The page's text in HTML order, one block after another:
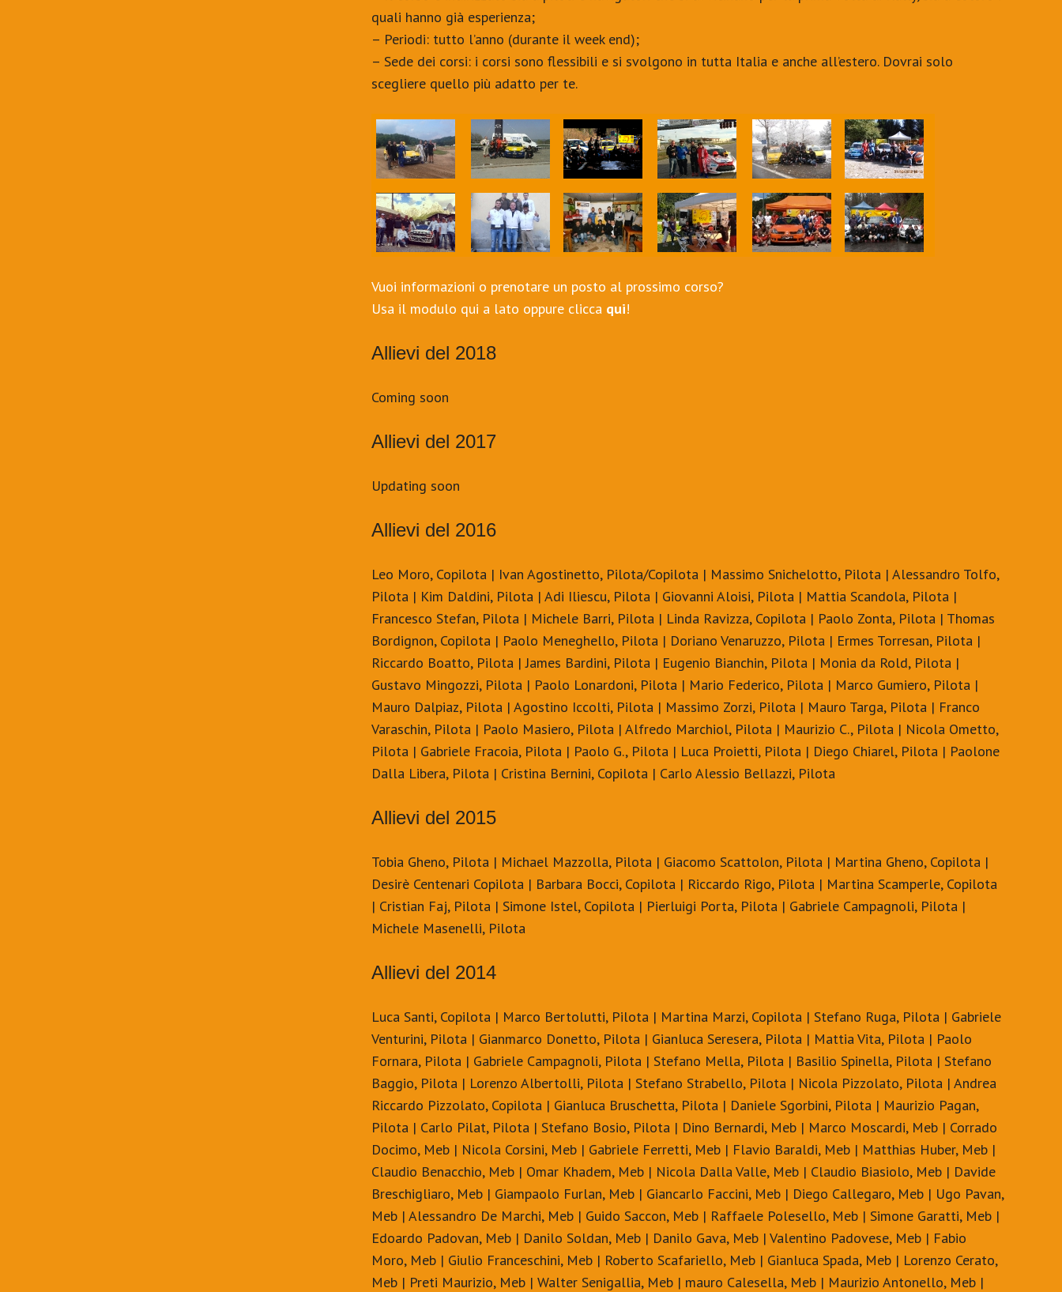
quali hanno già esperienza;
– Periodi: tutto l’anno (durante il week end);
– Sede dei corsi: i corsi sono flessibili e si svolgono in tutta Italia e anche all’estero. Dovrai solo
scegliere quello più adatto per te.
Vuoi informazioni o prenotare un posto al prossimo corso?
Usa il modulo qui a lato oppure clicca qui!
Allievi del 2018
Coming soon
Allievi del 2017
Updating soon
Allievi del 2016
Leo Moro, Copilota | Ivan Agostinetto, Pilota/Copilota | Massimo Snichelotto, Pilota | Alessandro Tolfo,
Pilota | Kim Daldini, Pilota | Adi Iliescu, Pilota | Giovanni Aloisi, Pilota | Mattia Scandola, Pilota |
Francesco Stefan, Pilota | Michele Barri, Pilota | Linda Ravizza, Copilota | Paolo Zonta, Pilota | Thomas
Bordignon, Copilota | Paolo Meneghello, Pilota | Doriano Venaruzzo, Pilota | Ermes Torresan, Pilota |
Riccardo Boatto, Pilota | James Bardini, Pilota | Eugenio Bianchin, Pilota | Monia da Rold, Pilota |
Gustavo Mingozzi, Pilota | Paolo Lonardoni, Pilota | Mario Federico, Pilota | Marco Gumiero, Pilota |
Mauro Dalpiaz, Pilota | Agostino Iccolti, Pilota | Massimo Zorzi, Pilota | Mauro Targa, Pilota | Franco
Varaschin, Pilota | Paolo Masiero, Pilota | Alfredo Marchiol, Pilota | Maurizio C., Pilota | Nicola Ometto,
Pilota | Gabriele Fracoia, Pilota | Paolo G., Pilota | Luca Proietti, Pilota | Diego Chiarel, Pilota | Paolone
Dalla Libera, Pilota | Cristina Bernini, Copilota | Carlo Alessio Bellazzi, Pilota
Allievi del 2015
Tobia Gheno, Pilota | Michael Mazzolla, Pilota | Giacomo Scattolon, Pilota | Martina Gheno, Copilota |
Desirè Centenari Copilota | Barbara Bocci, Copilota | Riccardo Rigo, Pilota | Martina Scamperle, Copilota
| Cristian Faj, Pilota | Simone Istel, Copilota | Pierluigi Porta, Pilota | Gabriele Campagnoli, Pilota |
Michele Masenelli, Pilota
Allievi del 2014
Luca Santi, Copilota | Marco Bertolutti, Pilota | Martina Marzi, Copilota | Stefano Ruga, Pilota | Gabriele
Venturini, Pilota | Gianmarco Donetto, Pilota | Gianluca Seresera, Pilota | Mattia Vita, Pilota | Paolo
Fornara, Pilota | Gabriele Campagnoli, Pilota | Stefano Mella, Pilota | Basilio Spinella, Pilota | Stefano
Baggio, Pilota | Lorenzo Albertolli, Pilota | Stefano Strabello, Pilota | Nicola Pizzolato, Pilota | Andrea
Riccardo Pizzolato, Copilota | Gianluca Bruschetta, Pilota | Daniele Sgorbini, Pilota | Maurizio Pagan,
Pilota | Carlo Pilat, Pilota | Stefano Bosio, Pilota | Dino Bernardi, Meb | Marco Moscardi, Meb | Corrado
Docimo, Meb | Nicola Corsini, Meb | Gabriele Ferretti, Meb | Flavio Baraldi, Meb | Matthias Huber, Meb |
Claudio Benacchio, Meb | Omar Khadem, Meb | Nicola Dalla Valle, Meb | Claudio Biasiolo, Meb | Davide
Breschigliaro, Meb | Giampaolo Furlan, Meb | Giancarlo Faccini, Meb | Diego Callegaro, Meb | Ugo Pavan,
Meb | Alessandro De Marchi, Meb | Guido Saccon, Meb | Raffaele Polesello, Meb | Simone Garatti, Meb |
Edoardo Padovan, Meb | Danilo Soldan, Meb | Danilo Gava, Meb | Valentino Padovese, Meb | Fabio
Moro, Meb | Giulio Franceschini, Meb | Roberto Scafariello, Meb | Gianluca Spada, Meb | Lorenzo Cerato,
Meb | Preti Maurizio, Meb | Walter Senigallia, Meb | mauro Calesella, Meb | Maurizio Antonello, Meb |